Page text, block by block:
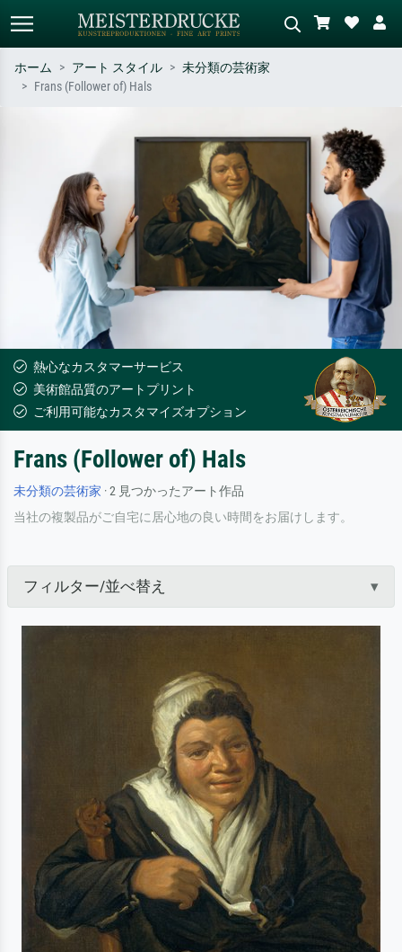
シーンを説明してください – 例：
緑の草原、赤の多い抽象画、暗い
油絵、木のそばの立ち姿のヌー
ホーム アート スタイル
未分類の芸術家
Frans (Follower of) Hals
熱心なカスタマーサービス
美術館品質のアートプリント
ご利用可能なカスタマイズオプション
Frans (Follower of) Hals
未分類の芸術家 · 2 見つかったアート作品
当社の複製品がご自宅に居心地の良い時間をお届けします。
フィルター/並べ替え